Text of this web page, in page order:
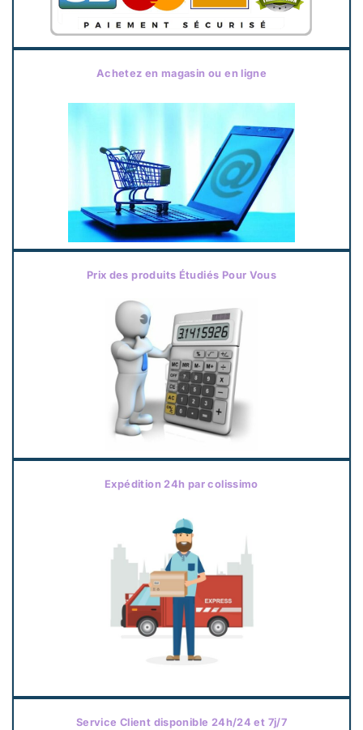
Achetez en magasin ou en ligne
Prix des produits Étudiés Pour Vous
Expédition 24h par colissimo
Service Client disponible 24h/24 et 7j/7